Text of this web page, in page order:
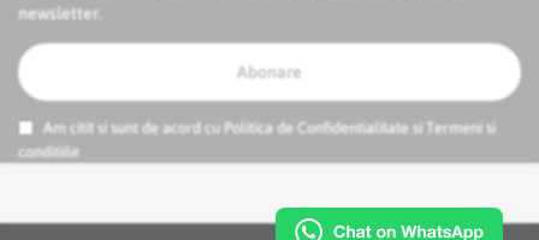
newsletter.
Abonare
Am citit si sunt de acord cu Politica de Confidentialitate si
Termeni si
conditiile